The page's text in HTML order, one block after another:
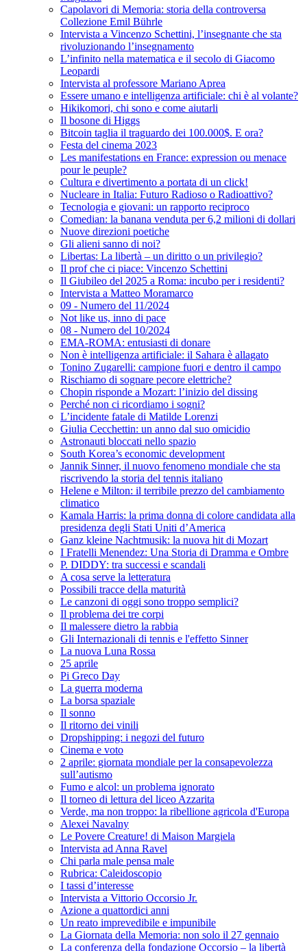
Capolavori di Memoria: storia della controversa
Collezione Emil Bührle
Intervista a Vincenzo Schettini, l’insegnante che sta
rivoluzionando l’insegnamento
L’infinito nella matematica e il secolo di Giacomo
Leopardi
Intervista al professore Mariano Aprea
Essere umano e intelligenza artificiale: chi è al volante?
Hikikomori, chi sono e come aiutarli
Il bosone di Higgs
Bitcoin taglia il traguardo dei 100.000$. E ora?
Festa del cinema 2023
Les manifestations en France: expression ou menace
pour le peuple?
Cultura e divertimento a portata di un click!
Nucleare in Italia: Futuro Radioso o Radioattivo?
Tecnologia e giovani: un rapporto reciproco
Comedian: la banana venduta per 6,2 milioni di dollari
Nuove direzioni poetiche
Gli alieni sanno di noi?
Libertas: La libertà – un diritto o un privilegio?
Il prof che ci piace: Vincenzo Schettini
Il Giubileo del 2025 a Roma: incubo per i residenti?
Intervista a Matteo Moramarco
09 - Numero del 11/2024
Not like us, inno di pace
08 - Numero del 10/2024
EMA-ROMA: entusiasti di donare
Non è intelligenza artificiale: il Sahara è allagato
Tonino Zugarelli: campione fuori e dentro il campo
Rischiamo di sognare pecore elettriche?
Chopin risponde a Mozart: l’inizio del dissing
Perché non ci ricordiamo i sogni?
L’incidente fatale di Matilde Lorenzi
Giulia Cecchettin: un anno dal suo omicidio
Astronauti bloccati nello spazio
South Korea’s economic development
Jannik Sinner, il nuovo fenomeno mondiale che sta
riscrivendo la storia del tennis italiano
Helene e Milton: il terribile prezzo del cambiamento
climatico
Kamala Harris: la prima donna di colore candidata alla
presidenza degli Stati Uniti d’America
Ganz kleine Nachtmusik: la nuova hit di Mozart
I Fratelli Menendez: Una Storia di Dramma e Ombre
P. DIDDY: tra successi e scandali
A cosa serve la letteratura
Possibili tracce della maturità
Le canzoni di oggi sono troppo semplici?
Il problema dei tre corpi
Il malessere dietro la rabbia
Gli Internazionali di tennis e l'effetto Sinner
La nuova Luna Rossa
25 aprile
Pi Greco Day
La guerra moderna
La borsa spaziale
Il sonno
Il ritorno dei vinili
Dropshipping: i negozi del futuro
Cinema e voto
2 aprile: giornata mondiale per la consapevolezza
sull’autismo
Fumo e alcol: un problema ignorato
Il torneo di lettura del liceo Azzarita
Verde, ma non troppo: la ribellione agricola d'Europa
Alexei Navalny
Le Povere Creature! di Maison Margiela
Intervista ad Anna Ravel
Chi parla male pensa male
Rubrica: Caleidoscopio
I tassi d’interesse
Intervista a Vittorio Occorsio Jr.
Azione a quattordici anni
Un reato imprevedibile e impunibile
La Giornata della Memoria: non solo il 27 gennaio
La conferenza della fondazione Occorsio – la libertà